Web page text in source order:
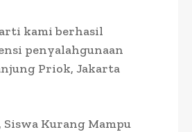
kami berhasil
penyalahgunaan
Priok, Jakarta
Siswa Kurang Mampu